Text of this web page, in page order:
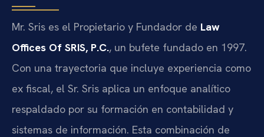
Mr. Sris es el Propietario y Fundador de Law
Offices Of SRIS, P.C., un bufete fundado en 1997.
Con una trayectoria que incluye experiencia como
ex fiscal, el Sr. Sris aplica un enfoque analítico
respaldado por su formación en contabilidad y
sistemas de información. Esta combinación de